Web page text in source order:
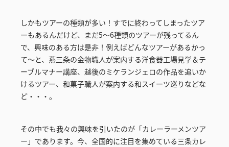
しかもツアーの種類が多い！すでに終わってしまったツア
ーもあるんだけど、まだ5～6種類のツアーが残ってるん
で、興味のある方は是非！例えばどんなツアーがあるかっ
て～と、燕三条の金物職人が案内する洋食器工場見学＆テ
ーブルマナー講座、越後のミケランジェロの作品を追いか
けるツアー、和菓子職人が案内する和スイーツ巡りなどな
ど・・・。
その中でも我々の興味を引いたのが「カレーラーメンツア
ー」であります。今、全国的に注目を集めている三条カレ